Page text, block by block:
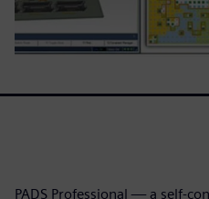
PADS Professional — a self-